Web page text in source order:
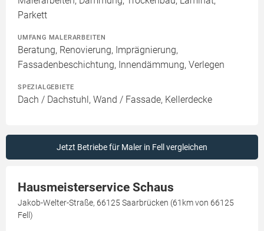
Parkett
UMFANG MALERARBEITEN
Beratung, Renovierung, Imprägnierung,
Fassadenbeschichtung, Innendämmung, Verlegen
SPEZIALGEBIETE
Dach / Dachstuhl, Wand / Fassade, Kellerdecke
Jetzt Betriebe für Maler in Fell vergleichen
Hausmeisterservice Schaus
Jakob-Welter-Straße, 66125 Saarbrücken (61km von 66125
Fell)